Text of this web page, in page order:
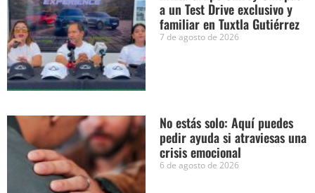
a un Test Drive exclusivo y
familiar en Tuxtla Gutiérrez
7 de agosto de 2026
No estás solo: Aquí puedes
pedir ayuda si atraviesas una
crisis emocional
6 de agosto de 2026